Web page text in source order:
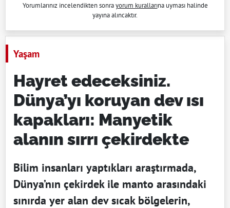
Yorumlarınız incelendikten sonrayorum kurallarına uyması halinde
yayına alıncaktır.
Yaşam
Hayret edeceksiniz.
Dünya’yı koruyan dev ısı
kapakları: Manyetik
alanın sırrı çekirdekte
Bilim insanları yaptıkları araştırmada,
Dünya’nın çekirdek ile manto arasındaki
sınırda yer alan dev sıcak bölgelerin,